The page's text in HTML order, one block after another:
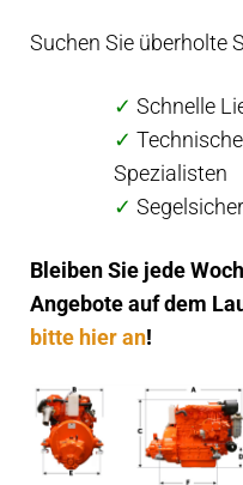
Kontakt
Technikblog
Deutsch
Suchen Sie überholte
✓Schnelle
✓
Spezialisten
✓
Bleiben Sie jede
Angebote auf dem
bitte hier an!